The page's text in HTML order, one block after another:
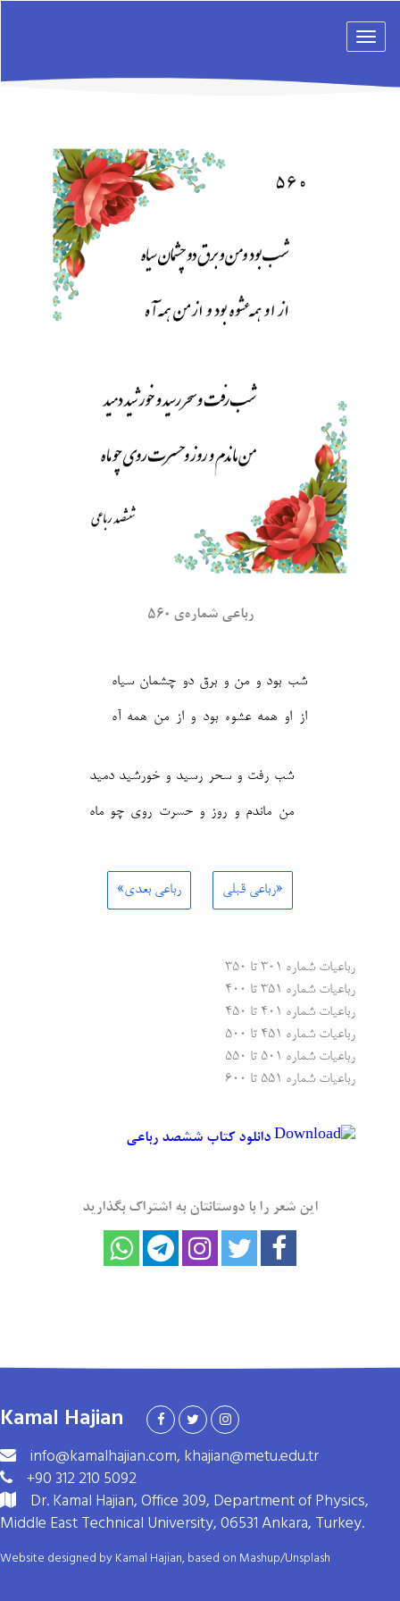
Toggle
رباعی شماره‌ی ۵۶۰
شب بود و من و برق دو چشمان سیاه
از او همه عشوه بود و از من همه آه‎
شب رفت و سحر رسید و خورشید دمید
من ماندم و روز و حسرت روی چو ماه
«رباعی قبلی رباعی بعدی»
رباعیات شماره ۳۰۱ تا ۳۵۰
رباعیات شماره ۳۵۱ تا ۴۰۰
رباعیات شماره ۴۰۱ تا ۴۵۰
رباعیات شماره ۴۵۱ تا ۵۰۰
رباعیات شماره ۵۰۱ تا ۵۵۰
رباعیات شماره ۵۵۱ تا ۶۰۰
دانلود کتاب ششصد رباعی
این شعر را با دوستانتان به اشتراک بگذارید
Kamal Hajian
info@kamalhajian.com, khajian@metu.edu.tr
+90 312 210 5092
Dr. Kamal Hajian, Office 309, Department of Physics,
Middle East Technical University, 06531 Ankara, Turkey.
Website designed by Kamal Hajian, based on Mashup/Unsplash